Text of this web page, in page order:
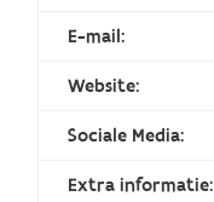
E-mail:
Website:
Sociale Media:
Extra informatie: